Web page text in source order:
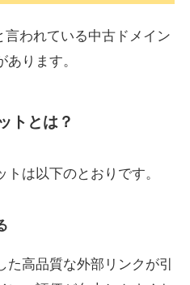
ドメイン年齢1年
言われている中古ドメイン
ります。
トとは？
は以下のとおりです。
高品質な外部リンクが引